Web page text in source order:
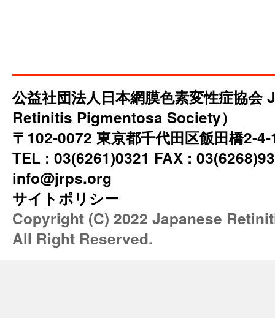
公益社団法人日本網膜色素変性症協会
Retinitis Pigmentosa Society）
〒102-0072 東京都千代田区飯田橋2-
TEL : 03(6261)0321 FAX :
info@jrps.org
サイトポリシー
Copyright (C) 2022 Japanese
All Right Reserved.